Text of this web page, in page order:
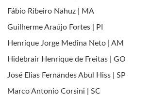
Fábio Ribeiro Nahuz | MA
Guilherme Araújo Fortes | PI
Henrique Jorge Medina Neto | AM
Hidebrair Henrique de Freitas | GO
José Elias Fernandes Abul Hiss | SP
Marco Antonio Corsini | SC